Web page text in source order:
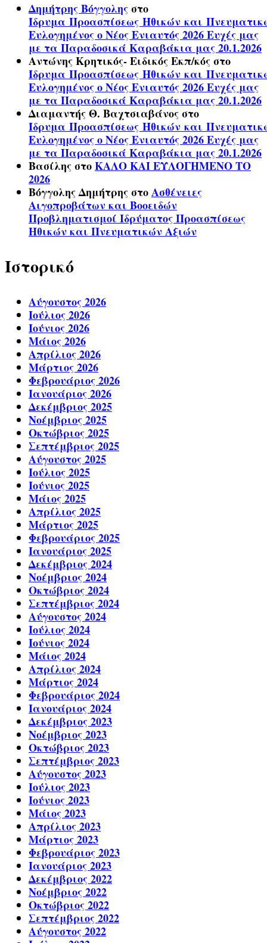
Δημήτρης Βόγγοληςστο
Ίδρυμα Προασπίσεως Ηθικών και
Ευλογημένος ο Νέος Ενιαυτός 2026 Ευχές μας
με τα Παραδοσικά Καραβάκια μας 20.1.2026
Αντώνης Κρητικός- Ειδικός Εκπ/κόςστο
Ίδρυμα Προασπίσεως Ηθικών και
Ευλογημένος ο Νέος Ενιαυτός 2026 Ευχές μας
με τα Παραδοσικά Καραβάκια μας 20.1.2026
Διαμαντής Θ. Βαχτσιαβάνοςστο
Ίδρυμα Προασπίσεως Ηθικών και
Ευλογημένος ο Νέος Ενιαυτός 2026 Ευχές μας
με τα Παραδοσικά Καραβάκια μας 20.1.2026
ΒασίληςστοΚΑΛΟ ΚΑΙ ΕΥΛΟΓΗΜΕΝΟ ΤΟ
2026
Βόγγολης ΔημήτρηςστοΑσθένειες
Αιγοπροβάτων και Βοοειδών
Προβληματισμοί Ιδρύματος Προασπίσεως
Ηθικών και Πνευματικών Αξιών
Ιστορικό
Αύγουστος 2026
Ιούλιος 2026
Ιούνιος 2026
Μάιος 2026
Απρίλιος 2026
Μάρτιος 2026
Φεβρουάριος 2026
Ιανουάριος 2026
Δεκέμβριος 2025
Νοέμβριος 2025
Οκτώβριος 2025
Σεπτέμβριος 2025
Αύγουστος 2025
Ιούλιος 2025
Ιούνιος 2025
Μάιος 2025
Απρίλιος 2025
Μάρτιος 2025
Φεβρουάριος 2025
Ιανουάριος 2025
Δεκέμβριος 2024
Νοέμβριος 2024
Οκτώβριος 2024
Σεπτέμβριος 2024
Αύγουστος 2024
Ιούλιος 2024
Ιούνιος 2024
Μάιος 2024
Απρίλιος 2024
Μάρτιος 2024
Φεβρουάριος 2024
Ιανουάριος 2024
Δεκέμβριος 2023
Νοέμβριος 2023
Οκτώβριος 2023
Σεπτέμβριος 2023
Αύγουστος 2023
Ιούλιος 2023
Ιούνιος 2023
Μάιος 2023
Απρίλιος 2023
Μάρτιος 2023
Φεβρουάριος 2023
Ιανουάριος 2023
Δεκέμβριος 2022
Νοέμβριος 2022
Οκτώβριος 2022
Σεπτέμβριος 2022
Αύγουστος 2022